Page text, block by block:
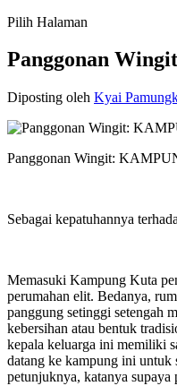
Pilih Halaman
Panggonan
Diposting oleh Kyai
Panggonan Wingit:
Sebagai kepatuhannya
Memasuki Kampung Kuta
perumahan elit. Bedanya,
panggung setinggi setengah
kebersihan atau bentuk
kepala keluarga ini memiliki
datang ke kampung ini untuk
petunjuknya, katanya supaya